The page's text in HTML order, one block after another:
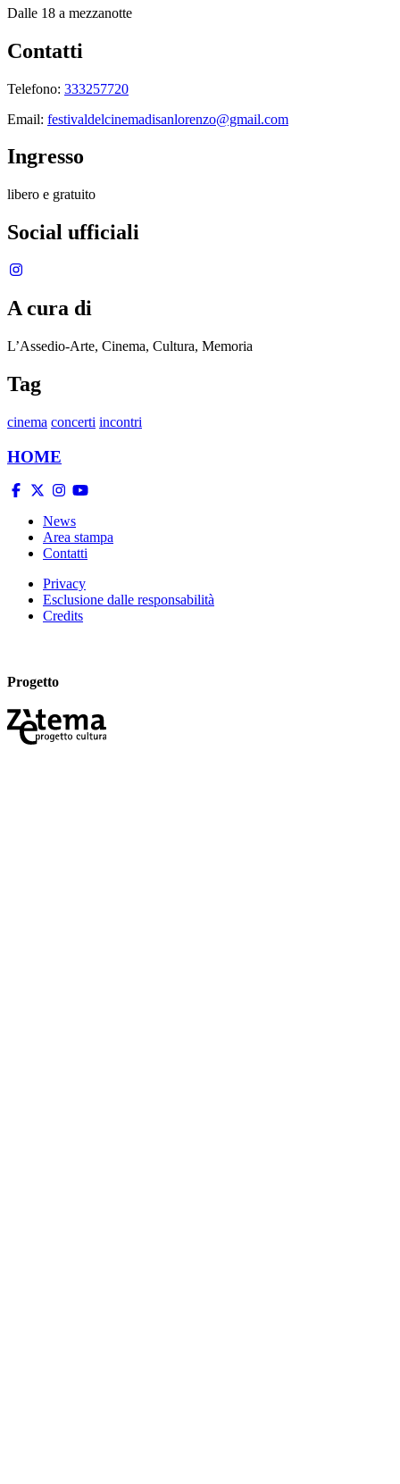
Dalle 18 a mezzanotte
Contatti
Telefono: 333257720
Email: festivaldelcinemadisanlorenzo@gmail.com
Ingresso
libero e gratuito
Social ufficiali
A cura di
L’Assedio-Arte, Cinema, Cultura, Memoria
Tag
cinema concerti incontri
HOME
News
Area stampa
Contatti
Privacy
Esclusione dalle responsabilità
Credits
Progetto